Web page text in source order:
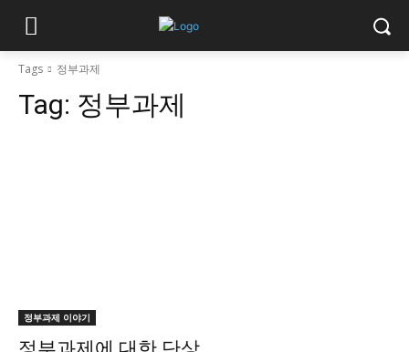
Tags 정부과제
Tag: 정부과제
정부과제 이야기